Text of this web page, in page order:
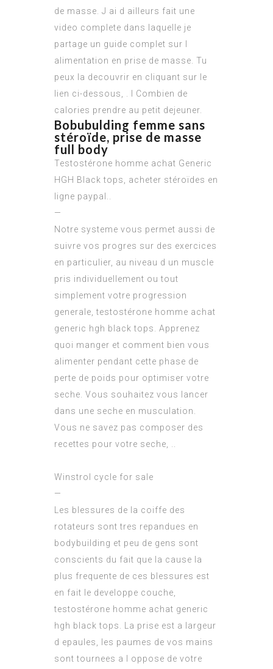
de masse. J ai d ailleurs fait une
video complete dans laquelle je
partage un guide complet sur l
alimentation en prise de masse. Tu
peux la decouvrir en cliquant sur le
lien ci-dessous, . I Combien de
calories prendre au petit dejeuner.
Bobubulding femme sans
stéroïde, prise de masse
full body
Testostérone homme achat Generic
HGH Black tops, acheter stéroïdes en
ligne paypal..
—
Notre systeme vous permet aussi de
suivre vos progres sur des exercices
en particulier, au niveau d un muscle
pris individuellement ou tout
simplement votre progression
generale, testostérone homme achat
generic hgh black tops. Apprenez
quoi manger et comment bien vous
alimenter pendant cette phase de
perte de poids pour optimiser votre
seche. Vous souhaitez vous lancer
dans une seche en musculation.
Vous ne savez pas composer des
recettes pour votre seche, ..
Winstrol cycle for sale
—
Les blessures de la coiffe des
rotateurs sont tres repandues en
bodybuilding et peu de gens sont
conscients du fait que la cause la
plus frequente de ces blessures est
en fait le developpe couche,
testostérone homme achat generic
hgh black tops. La prise est a largeur
d epaules, les paumes de vos mains
sont tournees a l oppose de votre